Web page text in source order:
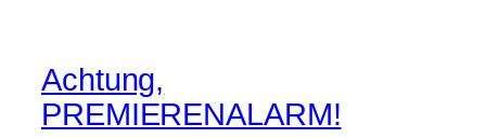
Achtung,
PREMIERENALARM!